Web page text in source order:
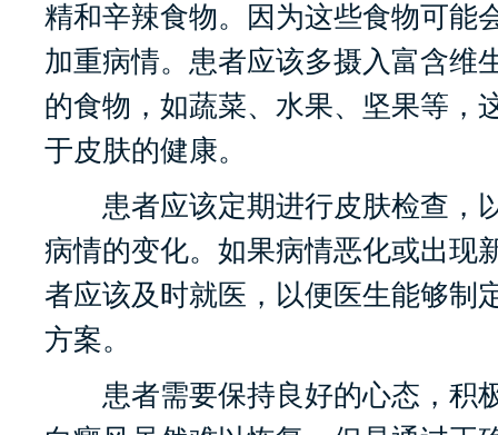
精和辛辣食物。因为这些食物可能
加重病情。患者应该多摄入富含维
的食物，如蔬菜、水果、坚果等，
于皮肤的健康。
患者应该定期进行皮肤检查，
病情的变化。如果病情恶化或出现
者应该及时就医，以便医生能够制
方案。
患者需要保持良好的心态，积